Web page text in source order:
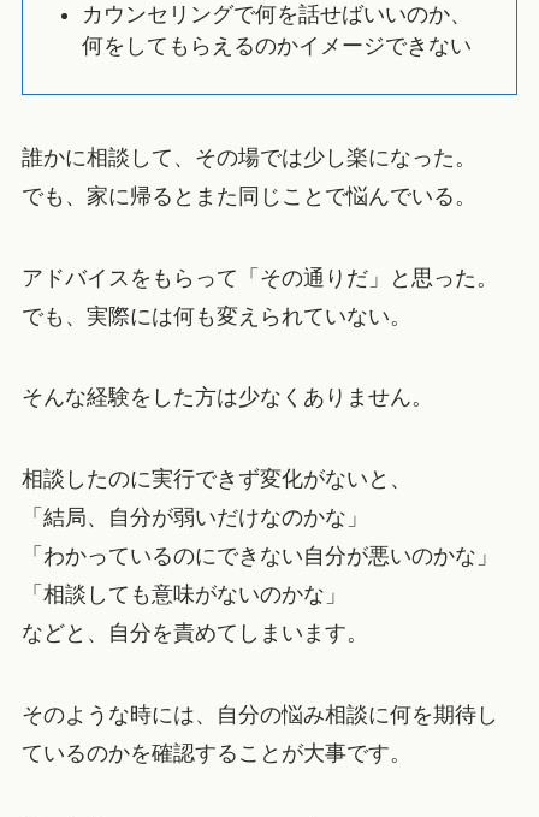
カウンセリングで何を話せばいいのか、
何をしてもらえるのかイメージできない
誰かに相談して、その場では少し楽になった。
でも、家に帰るとまた同じことで悩んでいる。
アドバイスをもらって「その通りだ」と思った。
でも、実際には何も変えられていない。
そんな経験をした方は少なくありません。
相談したのに実行できず変化がないと、
「結局、自分が弱いだけなのかな」
「わかっているのにできない自分が悪いのかな」
「相談しても意味がないのかな」
などと、自分を責めてしまいます。
そのような時には、自分の悩み相談に何を期待し
ているのかを確認することが大事です。